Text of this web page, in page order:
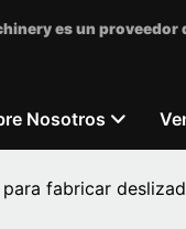
es un
Nosotros
para fabricar